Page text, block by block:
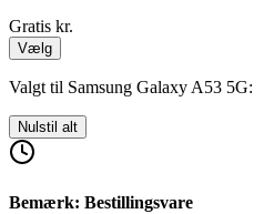
Gratis kr.
Vælg
Valgt til Samsung Galaxy A53 5G:
Nulstil alt
Bemærk: Bestillingsvare